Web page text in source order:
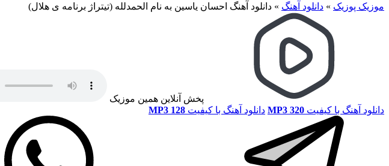
موزیک پوزیک » دانلود آهنگ » دانلود آهنگ احسان یاسین به نام الحمدلله (تیتراژ برنامه ی هلال)
پخش آنلاین همین موزیک
دانلود آهنگ با کیفیت MP3 320 دانلود آهنگ با کیفیت MP3 128